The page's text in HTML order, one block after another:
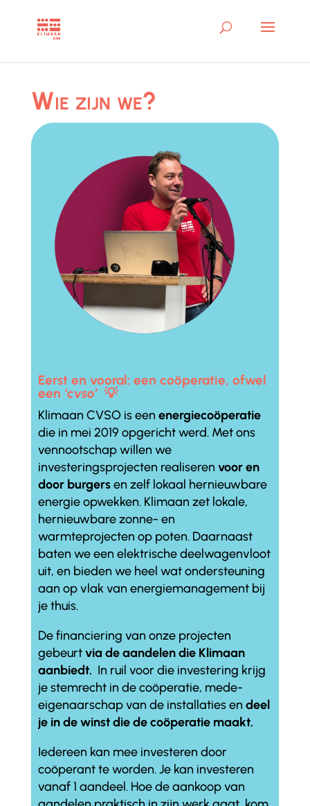
Wie zijn we?
Eerst en vooral: een coöperatie, ofwel
een ‘cvso’ 💡
Klimaan CVSO is een energiecoöperatie
die in mei 2019 opgericht werd. Met ons
vennootschap willen we
investeringsprojecten realiseren voor en
door burgersen zelf lokaal hernieuwbare
energie opwekken. Klimaan zet lokale,
hernieuwbare zonne- en
warmteprojecten op poten. Daarnaast
baten we een elektrische deelwagenvloot
uit, en bieden we heel wat ondersteuning
aan op vlak van energiemanagement bij
je thuis.
De financiering van onze projecten
gebeurtvia de aandelen die Klimaan
aanbiedt. In ruil voor die investering krijg
je stemrecht in de coöperatie, mede-
eigenaarschap van de installaties en deel
je in de winst die de coöperatie maakt.
Iedereen kan mee investeren door
coöperant te worden. Je kan investeren
vanaf 1 aandeel. Hoe de aankoop van